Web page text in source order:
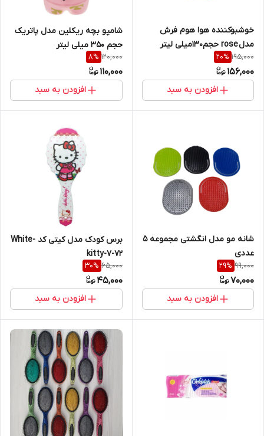
خوشبوکننده هوا هوم فرش
مدل rose حجم130میلی لیتر
195,000
20%
156,000
افزودن به سبد
شامپو بچه ریکلین مدل پاتریک
حجم 350 میلی لیتر
120,000
8%
110,000
افزودن به سبد
شانه مو مدل انگشتی مجموعه 5
عددی
99,000
29%
70,000
افزودن به سبد
برس کودک مدل کیتی کد White-
kitty-7-72
65,000
30%
45,000
افزودن به سبد